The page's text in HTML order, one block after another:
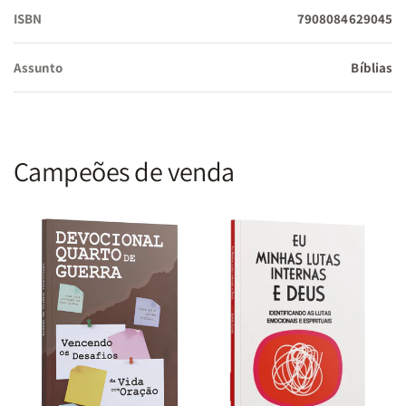
Diferenciais:Fonte Gigante, Fitilho e Borda de Luxo.
ISBN 7908084629045
Assunto Bíblias
Campeões de venda